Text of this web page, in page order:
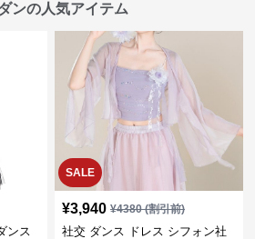
ンの人気アイテム
ンス
SALE
¥3,940 ¥4380(割引前)
社交 ダンス ドレス シフォン社